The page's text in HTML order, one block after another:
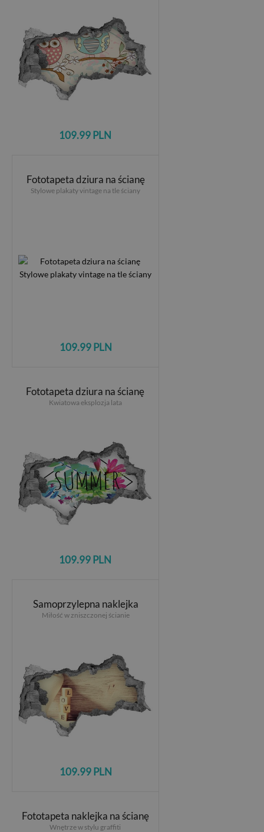
109.99 PLN
Fototapeta dziura na ścianę
Stylowe plakaty vintage na tle ściany
109.99 PLN
Fototapeta dziura na ścianę
Kwiatowa eksplozja lata
109.99 PLN
Samoprzylepna naklejka
Miłość w zniszczonej ścianie
109.99 PLN
Fototapeta naklejka na ścianę
Wnętrze w stylu graffiti